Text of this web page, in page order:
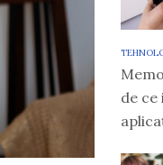
de ce